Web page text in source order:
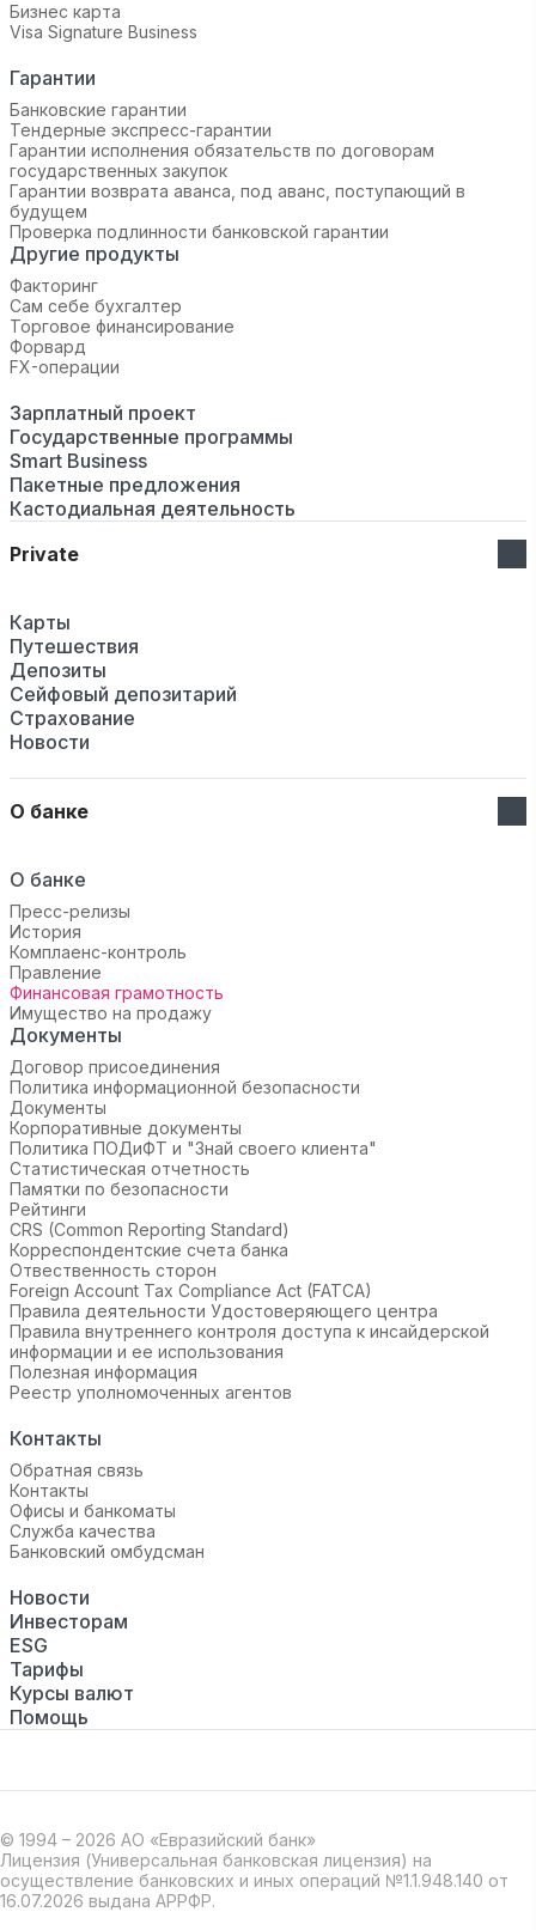
Бизнес карта
Visa Signature Business
Гарантии
Банковские гарантии
Тендерные экспресс-гарантии
Гарантии исполнения обязательств по договорам
государственных закупок
Гарантии возврата аванса, под аванс, поступающий в
будущем
Проверка подлинности банковской гарантии
Другие продукты
Факторинг
Сам себе бухгалтер
Торговое финансирование
Форвард
FX-операции
Зарплатный проект
Государственные программы
Smart Business
Пакетные предложения
Кастодиальная деятельность
Private
Карты
Путешествия
Депозиты
Сейфовый депозитарий
Страхование
Новости
О банке
О банке
Пресс-релизы
История
Комплаенс-контроль
Правление
Финансовая грамотность
Имущество на продажу
Документы
Договор присоединения
Политика информационной безопасности
Документы
Корпоративные документы
Политика ПОДиФТ и "Знай своего клиента"
Статистическая отчетность
Памятки по безопасности
Рейтинги
CRS (Common Reporting Standard)
Корреспондентские счета банка
Отвественность сторон
Foreign Account Tax Compliance Act (FATCA)
Правила деятельности Удостоверяющего центра
Правила внутреннего контроля доступа к инсайдерской
информации и ее использования
Полезная информация
Реестр уполномоченных агентов
Контакты
Обратная связь
Контакты
Офисы и банкоматы
Служба качества
Банковский омбудсман
Новости
Инвесторам
ESG
Тарифы
Курсы валют
Помощь
© 1994 – 2026 АО «Евразийский банк»
Лицензия (Универсальная банковская лицензия) на
осуществление банковских и иных операций №1.1.948.140 от
16.07.2026 выдана АРРФР.